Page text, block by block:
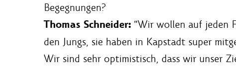
Begegnungen?
Thomas Schneider: "Wir wollen auf jeden
den Jungs, sie haben in Kapstadt super
Wir sind sehr optimistisch, dass wir unser